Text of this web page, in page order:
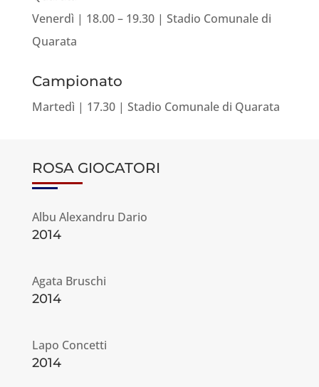
Venerdì | 18.00 – 19.30 | Stadio Comunale di
Quarata
Campionato
Martedì | 17.30 | Stadio Comunale di Quarata
ROSA GIOCATORI
Albu Alexandru Dario
2014
Agata Bruschi
2014
Lapo Concetti
2014